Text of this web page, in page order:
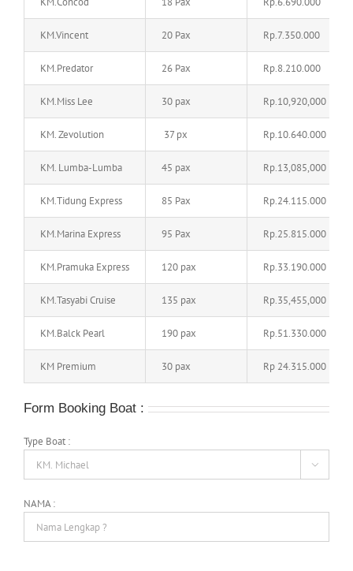
KM.Vincent 20 Pax Rp.7.350.000
KM.Predator 26 Pax Rp.8.210.000
KM.Miss Lee 30 pax Rp.10,920,000
KM. Zevolution 37 px Rp.10.640.000
KM. Lumba-Lumba 45 pax Rp.13,085,000
KM.Tidung Express 85 Pax Rp.24.115.000
KM.Marina Express 95 Pax Rp.25.815.000
KM.Pramuka Express 120 pax Rp.33.190.000
KM.Tasyabi Cruise 135 pax Rp.35,455,000
KM.Balck Pearl 190 pax Rp.51.330.000
KM Premium 30 pax Rp 24.315.000
Form Booking Boat :
Type Boat :

NAMA :